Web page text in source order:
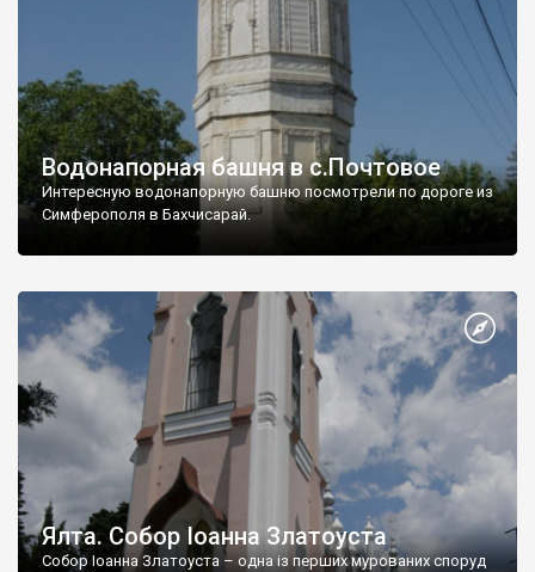
Водонапорная башня в с.Почтовое
Интересную водонапорную башню посмотрели по дороге из
Симферополя в Бахчисарай.
Ялта. Собор Іоанна Златоуста
Собор Іоанна Златоуста – одна із перших мурованих споруд